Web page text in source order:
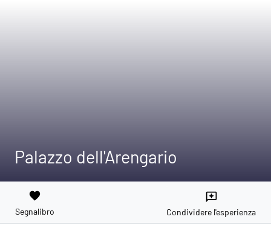
Palazzo dell'Arengario
favorite
Segnalibro
reviews
Condividere l'esperienza